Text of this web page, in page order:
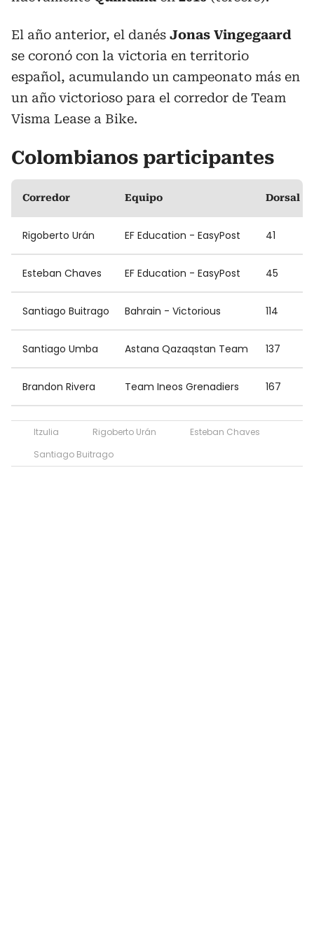
El año anterior, el danés Jonas Vingegaard
se coronó con la victoria en territorio
español, acumulando un campeonato más en
un año victorioso para el corredor de Team
Visma Lease a Bike.
Colombianos participantes
Corredor Equipo Dorsal
Rigoberto Urán EF Education - EasyPost 41
Esteban Chaves EF Education - EasyPost 45
Santiago Buitrago Bahrain - Victorious 114
Santiago Umba Astana Qazaqstan Team 137
Brandon Rivera Team Ineos Grenadiers 167
Itzulia Rigoberto Urán
Esteban Chaves
Santiago Buitrago